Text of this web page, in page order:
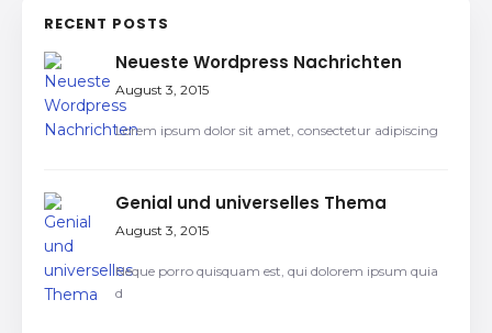
RECENT POSTS
Neueste Wordpress Nachrichten
August 3, 2015
Lorem ipsum dolor sit amet, consectetur adipiscing
Genial und universelles Thema
August 3, 2015
Neque porro quisquam est, qui dolorem ipsum quia
d